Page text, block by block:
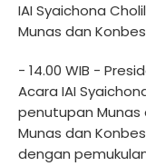
IAI Syaichona
Munas dan Konbes
- 14.00 WIB -
Acara IAI
penutupan Munas
Munas dan
dengan